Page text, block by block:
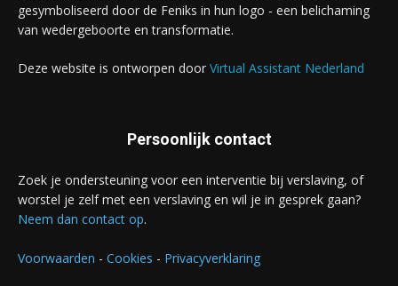
gesymboliseerd door de Feniks in hun logo - een belichaming
van wedergeboorte en transformatie.
Deze website is ontworpen door Virtual Assistant Nederland
Persoonlijk contact
Zoek je ondersteuning voor een interventie bij verslaving, of
worstel je zelf met een verslaving en wil je in gesprek gaan?
Neem dan contact op.
Voorwaarden - Cookies - Privacyverklaring